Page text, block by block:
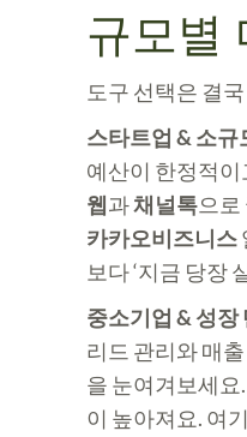
규모별
도구 선택은 결
스타트업 & 소규
예산이 한정적
웹과채널톡으
카카오비즈니스
보다 ‘지금 당장
중소기업 & 성장
리드 관리와 매
을 눈여겨보세요
이 높아져요. 여